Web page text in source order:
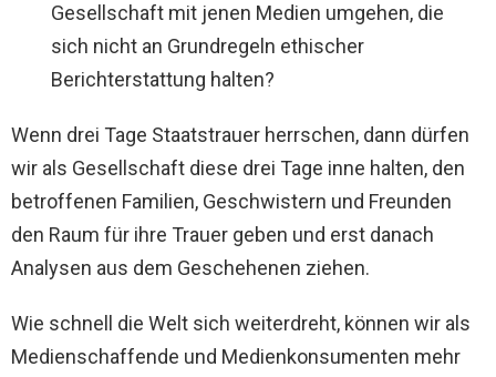
Gesellschaft mit jenen Medien umgehen, die
sich nicht an Grundregeln ethischer
Berichterstattung halten?
Wenn drei Tage Staatstrauer herrschen, dann dürfen
wir als Gesellschaft diese drei Tage inne halten, den
betroffenen Familien, Geschwistern und Freunden
den Raum für ihre Trauer geben und erst danach
Analysen aus dem Geschehenen ziehen.
Wie schnell die Welt sich weiterdreht, können wir als
Medienschaffende und Medienkonsumenten mehr